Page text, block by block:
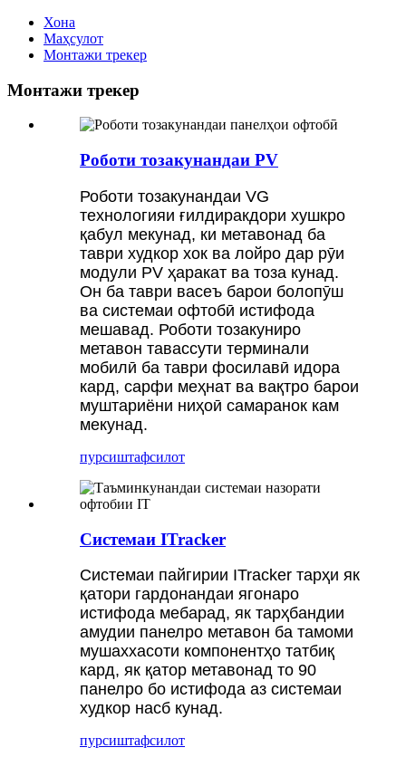
Хона
Маҳсулот
Монтажи трекер
Монтажи трекер
Роботи тозакунандаи PV
Роботи тозакунандаи VG
технологияи ғилдиракдори хушкро
қабул мекунад, ки метавонад ба
таври худкор хок ва лойро дар рӯи
модули PV ҳаракат ва тоза кунад.
Он ба таври васеъ барои болопӯш
ва системаи офтобӣ истифода
мешавад. Роботи тозакуниро
метавон тавассути терминали
мобилӣ ба таври фосилавӣ идора
кард, сарфи меҳнат ва вақтро барои
муштариёни ниҳоӣ самаранок кам
мекунад.
пурсиштафсилот
Системаи ITracker
Системаи пайгирии ITracker тарҳи як
қатори гардонандаи ягонаро
истифода мебарад, як тарҳбандии
амудии панелро метавон ба тамоми
мушаххасоти компонентҳо татбиқ
кард, як қатор метавонад то 90
панелро бо истифода аз системаи
худкор насб кунад.
пурсиштафсилот